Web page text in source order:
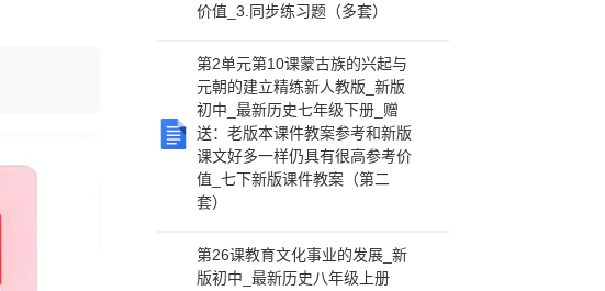
价值_3.同步练习题（多套）
第2单元第10课蒙古族的兴起与
元朝的建立精练新人教版_新版
初中_最新历史七年级下册_赠
送：老版本课件教案参考和新版
课文好多一样仍具有很高参考价
值_七下新版课件教案（第二
套）
第26课教育文化事业的发展_新
版初中_最新历史八年级上册